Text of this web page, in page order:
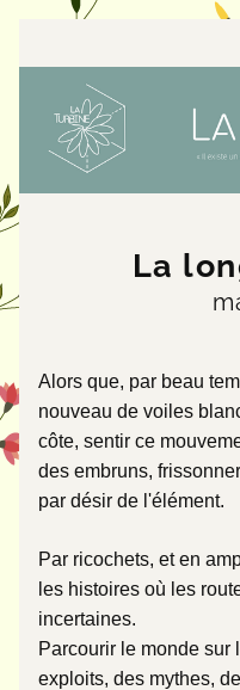
La
Alors que, par beau
nouveau de voiles
côte, sentir ce
des embruns,
par désir de l'élément.
Par ricochets, et en
les histoires où les
incertaines.
Parcourir le monde sur
exploits, des mythes,